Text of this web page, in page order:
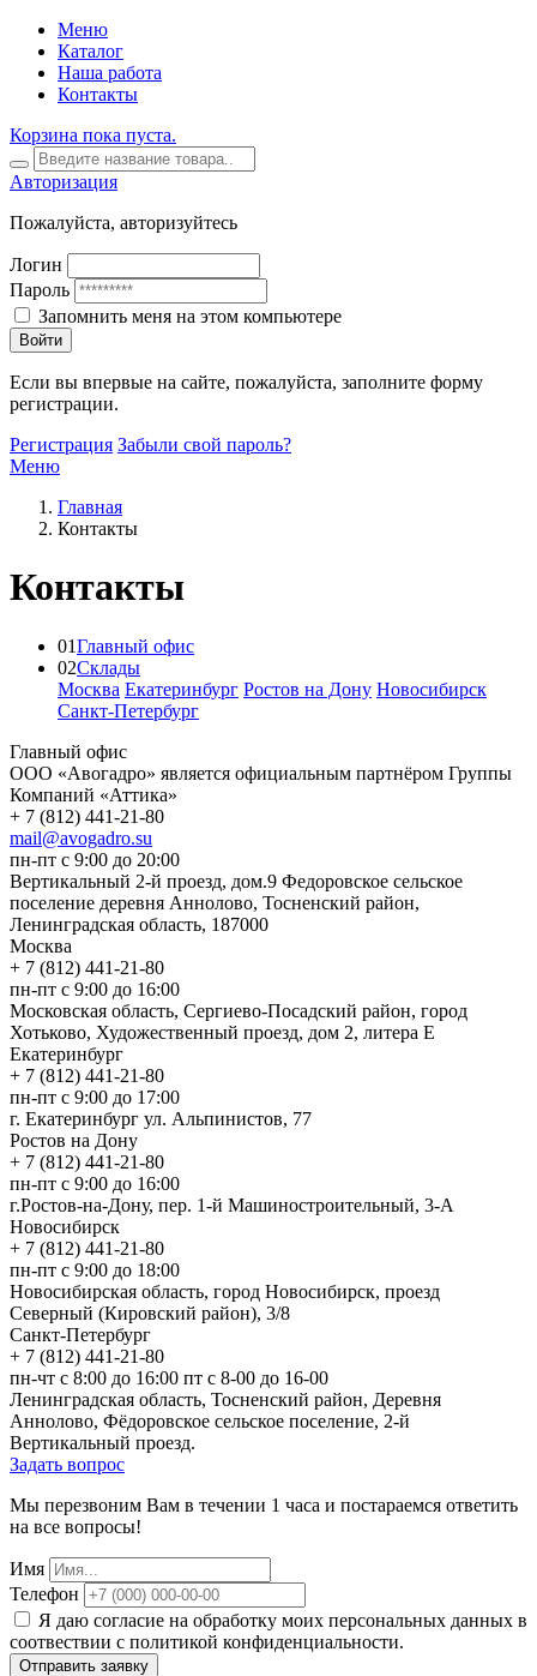
Меню
Каталог
Наша работа
Контакты
Корзина пока пуста.
Авторизация
Пожалуйста, авторизуйтесь
Логин
Пароль
Запомнить меня на этом компьютере
Войти
Если вы впервые на сайте, пожалуйста, заполните форму
регистрации.
Регистрация Забыли свой пароль?
Меню
Главная
Контакты
Контакты
01Главный офис
02Склады
Москва Екатеринбург Ростов на Дону Новосибирск
Санкт-Петербург
Главный офис
ООО «Авогадро» является официальным партнёром Группы
Компаний «Аттика»
+ 7 (812) 441-21-80
mail@avogadro.su
пн-пт с 9:00 до 20:00
Вертикальный 2-й проезд, дом.9 Федоровское сельское
поселение деревня Аннолово, Тосненский район,
Ленинградская область, 187000
Москва
+ 7 (812) 441-21-80
пн-пт с 9:00 до 16:00
Московская область, Сергиево-Посадский район, город
Хотьково, Художественный проезд, дом 2, литера Е
Екатеринбург
+ 7 (812) 441-21-80
пн-пт с 9:00 до 17:00
г. Екатеринбург ул. Альпинистов, 77
Ростов на Дону
+ 7 (812) 441-21-80
пн-пт с 9:00 до 16:00
г.Ростов-на-Дону, пер. 1-й Машиностроительный, 3-А
Новосибирск
+ 7 (812) 441-21-80
пн-пт с 9:00 до 18:00
Новосибирская область, город Новосибирск, проезд
Северный (Кировский район), 3/8
Санкт-Петербург
+ 7 (812) 441-21-80
пн-чт с 8:00 до 16:00 пт с 8-00 до 16-00
Ленинградская область, Тосненский район, Деревня
Аннолово, Фёдоровское сельское поселение, 2-й
Вертикальный проезд.
Задать вопрос
Мы перезвоним Вам в течении 1 часа и постараемся ответить
на все вопросы!
Имя
Телефон
Я даю согласие на обработку моих персональных данных в
соотвествии с политикой конфиденциальности.
Отправить заявку